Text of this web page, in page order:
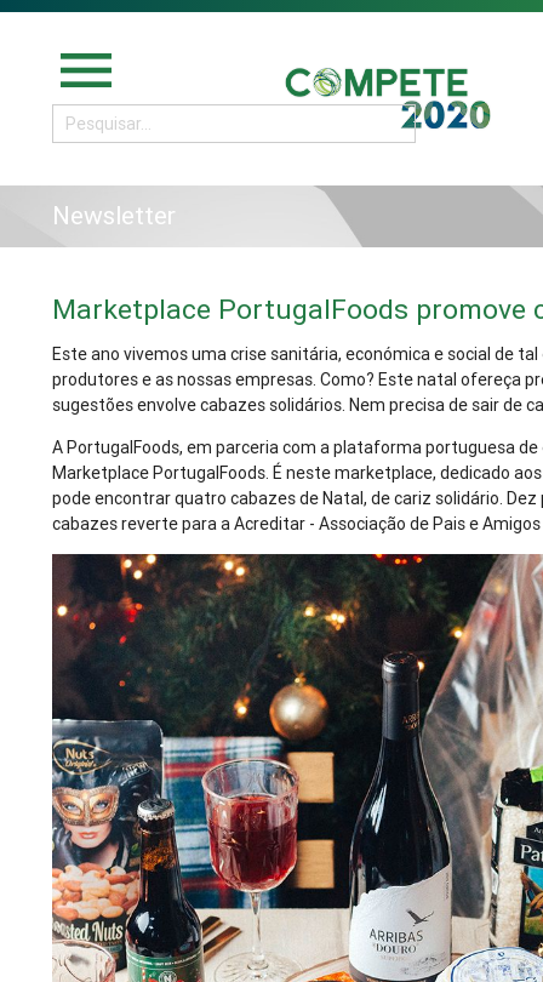
menu
Newsletter
Marketplace PortugalFoods promove
Este ano vivemos uma crise sanitária, económica e social de
produtores e as nossas empresas. Como? Este natal ofereça
sugestões envolve cabazes solidários. Nem precisa de sair de
A PortugalFoods, em parceria com a plataforma portuguesa
Marketplace PortugalFoods. É neste marketplace, dedicado
pode encontrar quatro cabazes de Natal, de cariz solidário.
cabazes reverte para a Acreditar - Associação de Pais e